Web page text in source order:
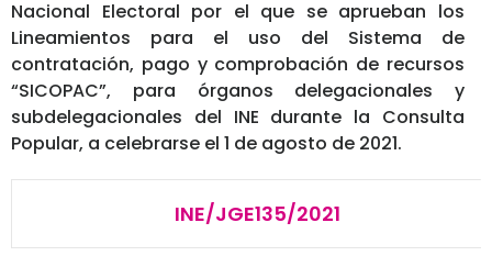
Nacional Electoral por el que se aprueban los
Lineamientos para el uso del Sistema de
contratación, pago y comprobación de recursos
“SICOPAC”, para órganos delegacionales y
subdelegacionales del INE durante la Consulta
Popular, a celebrarse el 1 de agosto de 2021.
INE/JGE135/2021